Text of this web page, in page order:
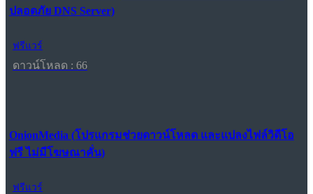
ปลอดภัย DNS Server)
ฟรีแวร์
ดาวน์โหลด : 66
OnionMedia (โปรแกรมช่วยดาวน์โหลด และแปลงไฟล์วิดีโอ
ฟรี ไม่มีโฆษณาคั่น)
ฟรีแวร์